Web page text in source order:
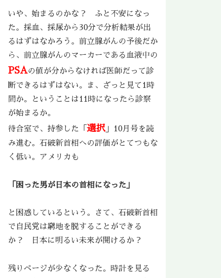
いや、始まるのかな？ ふと不安になっ
た。採血、採尿から30分で分析結果が出
るはずはなかろう。前立腺がんの予後だか
ら、前立腺がんのマーカーである血液中の
PSA の値が分からなければ医師だって診
断できるはずはない。ま、ざっと見て1時
間か。ということは11時になったら診察
が始まるか。
待合室で、持参した「 選択 」10月号を読
み進む。石破新首相への評価がとてつもな
く低い。アメリカも
「困った男が日本の首相になった」
と困惑しているという。さて、石破新首相
で自民党は窮地を脱することができる
か？ 日本に明るい未来が開けるか？
残りページが少なくなった。時計を見る